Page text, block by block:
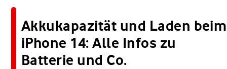
Akkukapazität und Laden beim
iPhone 14: Alle Infos zu
Batterie und Co.